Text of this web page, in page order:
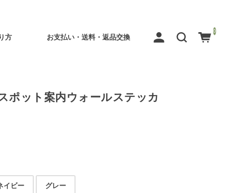
方 お支払い・送料・返品交換
0
ポット案内ウォールステッカ
イビー グレー